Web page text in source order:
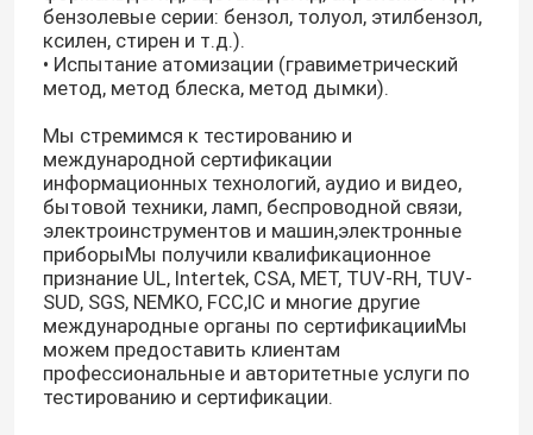
Дом
испытывая продукты
Обслуживание аттестации
Лаборатории путешествуют
бензолевые серии: бензол, толуол, этилбензол,
ксилен, стирен и т.д.).
• Испытание атомизации (гравиметрический
метод, метод блеска, метод дымки).
Мы стремимся к тестированию и
международной сертификации
информационных технологий, аудио и видео,
бытовой техники, ламп, беспроводной связи,
электроинструментов и машин,электронные
приборыМы получили квалификационное
признание UL, Intertek, CSA, MET, TUV-RH, TUV-
SUD, SGS, NEMKO, FCC,IC и многие другие
международные органы по сертификацииМы
можем предоставить клиентам
профессиональные и авторитетные услуги по
тестированию и сертификации.